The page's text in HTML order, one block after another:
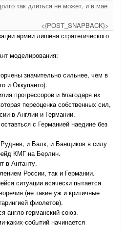
так длиться не может, и в мае
<{POST_SNAPBACK}>
армии лишена стратегического
моделирования:
значительно сильнее, чем в
и Оккупанто).
прогрессоров и благодаря их
переоценка собственных сил,
в Англии и Германии.
с Германией наедине без
и Балк, и Банщиков в силу
КМГ на Берлин.
в Антанту.
России, так и Германии.
ситуации всячески пытается
(не такие уж и критичные
фиолетов).
англо-германский союз.
каких-событий начинается